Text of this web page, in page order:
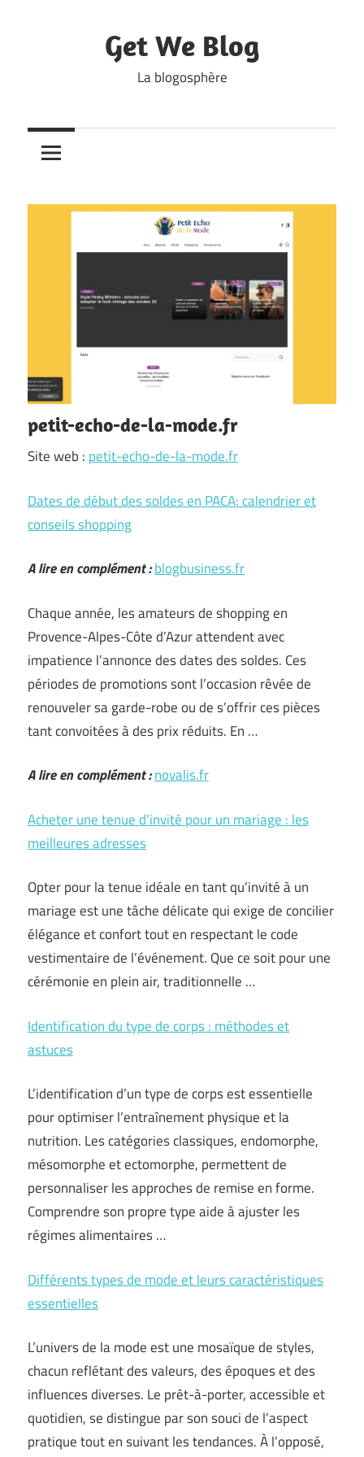
Get We Blog
La blogosphère
petit-echo-de-la-mode.fr
Site web : petit-echo-de-la-mode.fr
Dates de début des soldes en PACA: calendrier et
conseils shopping
A lire en complément :blogbusiness.fr
Chaque année, les amateurs de shopping en
Provence-Alpes-Côte d’Azur attendent avec
impatience l’annonce des dates des soldes. Ces
périodes de promotions sont l’occasion rêvée de
renouveler sa garde-robe ou de s’offrir ces pièces
tant convoitées à des prix réduits. En …
A lire en complément :novalis.fr
Acheter une tenue d’invité pour un mariage : les
meilleures adresses
Opter pour la tenue idéale en tant qu’invité à un
mariage est une tâche délicate qui exige de concilier
élégance et confort tout en respectant le code
vestimentaire de l’événement. Que ce soit pour une
cérémonie en plein air, traditionnelle …
Identification du type de corps : méthodes et
astuces
L’identification d’un type de corps est essentielle
pour optimiser l’entraînement physique et la
nutrition. Les catégories classiques, endomorphe,
mésomorphe et ectomorphe, permettent de
personnaliser les approches de remise en forme.
Comprendre son propre type aide à ajuster les
régimes alimentaires …
Différents types de mode et leurs caractéristiques
essentielles
L’univers de la mode est une mosaïque de styles,
chacun reflétant des valeurs, des époques et des
influences diverses. Le prêt-à-porter, accessible et
quotidien, se distingue par son souci de l’aspect
pratique tout en suivant les tendances. À l’opposé,